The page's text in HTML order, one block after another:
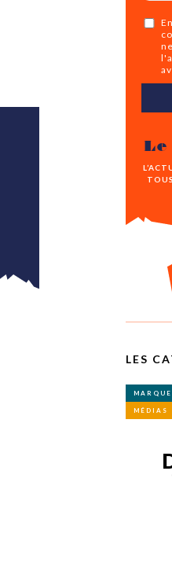
Le
LES
MÉDIAS